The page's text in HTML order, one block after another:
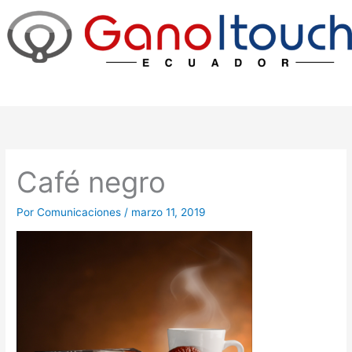
contenido
Café negro
PorComunicaciones / marzo 11, 2019